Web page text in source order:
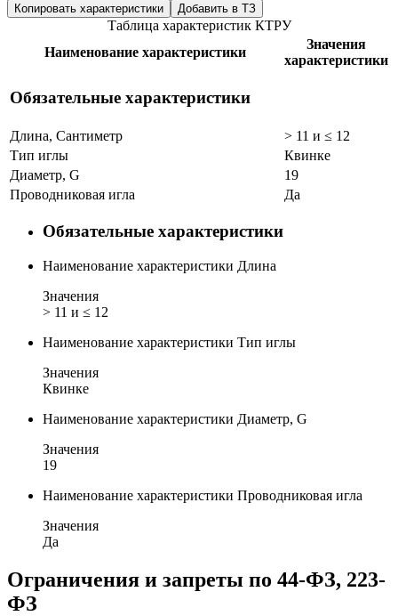
Копировать характеристики Добавить в ТЗ
Таблица характеристик КТРУ
Наименование характеристики
Значения
характеристики
Обязательные характеристики
Длина, Сантиметр
> 11 и ≤ 12
Тип иглы
Квинке
Диаметр, G
19
Проводниковая игла
Да
Обязательные характеристики
Наименование характеристики Длина
Значения
> 11 и ≤ 12
Наименование характеристики Тип иглы
Значения
Квинке
Наименование характеристики Диаметр, G
Значения
19
Наименование характеристики Проводниковая игла
Значения
Да
Ограничения и запреты по 44-ФЗ, 223-
ФЗ